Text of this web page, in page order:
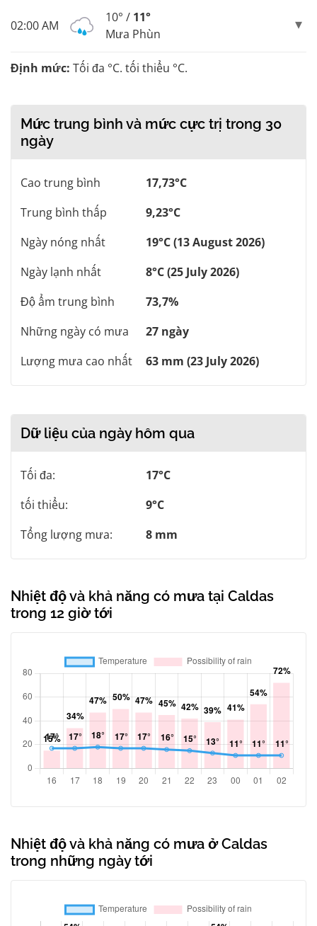
02:00 AM
10° / 11°
Mưa Phùn
Định mức: Tối đa °C. tối thiểu °C.
Mức trung bình và mức cực trị trong 30
ngày
Cao trung bình
17,73°C
Trung bình thấp
9,23°C
Ngày nóng nhất
19°C (13 August 2026)
Ngày lạnh nhất
8°C (25 July 2026)
Độ ẩm trung bình
73,7%
Những ngày có mưa
27 ngày
Lượng mưa cao nhất
63 mm (23 July 2026)
Dữ liệu của ngày hôm qua
Tối đa:
17°C
tối thiểu:
9°C
Tổng lượng mưa:
8 mm
Nhiệt độ và khả năng có mưa tại Caldas
trong 12 giờ tới
Nhiệt độ và khả năng có mưa ở Caldas
trong những ngày tới